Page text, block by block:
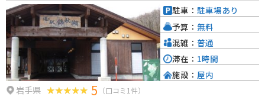
めます。特に「神の岩橋」という赤い吊橋は美しい景勝地です。散策は「飯村
少年弔魂碑」まで可能で、途中にはいくつかの岩や滝が点在します。 遊歩道
は子連れでも歩きやすいですが、服装は歩きやすいものが推奨です。また、1
1月下旬～4月中旬は冬季通行止めとなります。アクセスについては、最寄り
の駅からバスは通っていないものの、駐車場は無料で広いため車でのアクセ
スが便利です。売店もあり、お土産や飲み物、軽食を購入することができま
す。近くに神社もあり、おみくじもおすすめです。
岩手県 5 （口コミ1件）
駐車： 駐車場あり
予算： 無料
混雑： 普通
滞在： 1時間
施設： 屋内